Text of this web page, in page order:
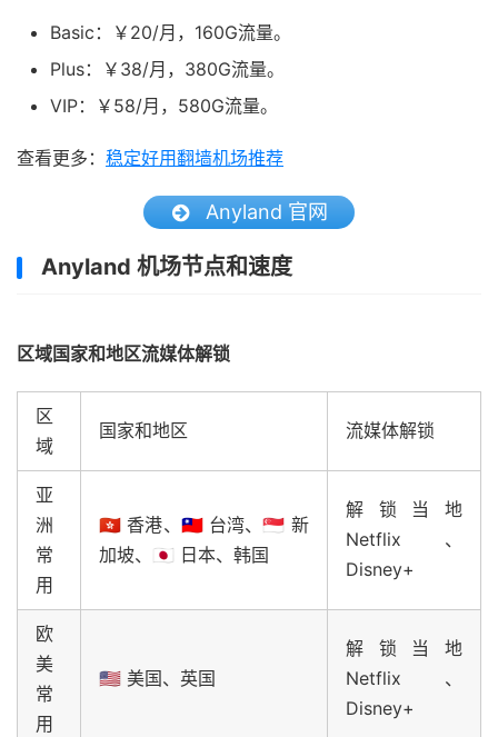
Basic：￥20/月，160G流量。
Plus：￥38/月，380G流量。
VIP：￥58/月，580G流量。
查看更多： 稳定好用翻墙机场推荐
Anyland 官网
Anyland 机场节点和速度
区域国家和地区流媒体解锁
区
域
国家和地区 流媒体解锁
亚
洲
常
用
🇭🇰 香港、🇹🇼 台湾、🇸🇬 新
加坡、🇯🇵 日本、韩国
解锁当地
Netflix、
Disney+
欧
美
常
用
🇺🇸 美国、英国
解锁当地
Netflix、
Disney+